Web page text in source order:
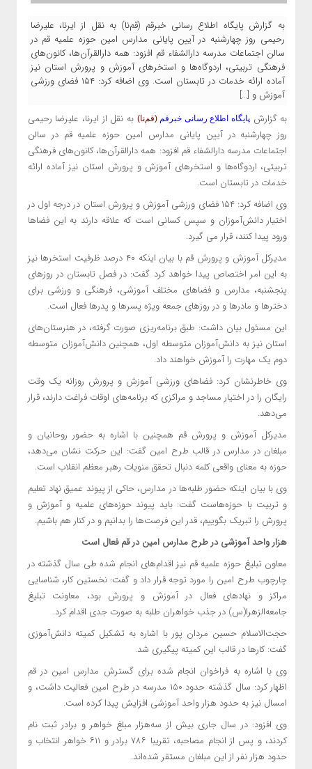
به گزارش پایگاه اطلاع رسانی خبرقم (قم‌نا) به نقل از ایرنا، علیرضا
رحیمی روز چهارشنبه در آیین پایانی مدارس امین حوزه علمیه قم در
سالن اجتماعات مدرسه دارالشفاء قم افزود: همه دارالقرآن‌ها، کانون‌های
فرهنگی تربیتی، اردوگاه‌ها و استخرهای آموزش و پرورش استان نیز
آماده ارائه خدمات در تابستان است. وی اضافه کرد: ۱۵۴ فضای ورزشی
آموزش و […]
به گزارش پایگاه اطلاع رسانی خبرقم (قم‌نا) به نقل از ایرنا، علیرضا رحیمی
روز چهارشنبه در آیین پایانی مدارس امین حوزه علمیه قم در سالن
اجتماعات مدرسه دارالشفاء قم افزود: همه دارالقرآن‌ها، کانون‌های فرهنگی
تربیتی، اردوگاه‌ها و استخرهای آموزش و پرورش استان نیز آماده ارائه
خدمات در تابستان است.
وی اضافه کرد: ۱۵۴ فضای ورزشی آموزش و پرورش استان در درجه اول در
اختیار دانش‌آموزان و سپس کسانی است که علاقه‌ دارند به این فضاها
ورود پیدا کنند، قرار می گیرد.
مدیرکل آموزش و پرورش قم با بیان اینکه ۴۰ درصد ظرفیت استخرها نیز
به این امر اختصاص پیدا خواهد کرد گفت: در فصل تابستان در روزهای
پنجشنبه‌، مدارس و فضاهای مختلف آموزشی، فرهنگی و ورزشی برای
دخترها و مادرها و در روزهای جمعه ویژه پسرها و پدرها فعال است.
این مسئول بیان داشت: طبق برنامه‌ریزی صورت گرفته، در هنرستان‌های
استان نیز به دانش‌آموزان متوسطه اول، همچنین دانش‌آموزان متوسطه
دوم یک مهارت را آموزش خواهند داد.
وی خاطرنشان کرد: فضاهای ورزشی آموزش و پرورش روزانه یک وقت
رایگان را در اختیار مساجد و مراکزی که برنامه‌های اوقات فراغت دارند، قرار
می‌دهد.
مدیرکل آموزش و پرورش قم همچنین با اشاره به حضور روحانیان و
مبلغان در مدارس در قالب طرح امین گفت: این حرکت نشان می‌دهد،
حوزه به معنای واقعی کلمه دنبال تحقق منویات رهبر معظم انقلاب است.
وی با بیان اینکه حضور طلبه‌ها در مدارس، حاکی از پیوند عمیق نهاد تعلیم
و تربیت با حوزه‌هاست گفت: باید پیوند حوزه‌های علمیه و آموزش و
پرورش را تبریک بگوییم، قدر این فرصت‌ها را بدانیم و در کنار هم باشیم.
هزار واحد آموزشی در طرح مدارس امین در قم فعال است
معاون تبلیغ حوزه علمیه قم نیز اقدام‌های انجام شده طی سال گذشته در
چارچوب طرح امین را مورد توجه قرار داد و گفت: نخستین کار، شناسایی
مراکز و نهادهای فعال در آموزش و پرورش بود، معاونت تبلیغ
جامعه‌الزهرا(س) در جذب خواهران طلبه به صورت جدی اقدام کرد.
حجت‌الاسلام حسین مردان پور با اشاره به تشکیل کمیته دانش‌آموزی
گفت: کارها در قالب این کمیته پیگیری شد.
وی با اشاره به فراخوان انجام شده برای گسترش مدارس امین در قم
اظهار کرد: سال گذشته حدود ۱۵۰ مدرسه در طرح امین فعالیت داشت، و
امسال نیز به حدود هزار واحد آموزشی افزایش پیدا کرده است.
وی افزود: در سال جاری بیش از سه‌هزار مبلغ خواهر و برادر ثبت نام
کردند، و پس از انجام مصاحبه، تقریبا ۷۸۶ برادر و ۶۱۱ خواهر انتخاب و
حدود هزار نفر از این مبلغان مستقر شده‌اند.